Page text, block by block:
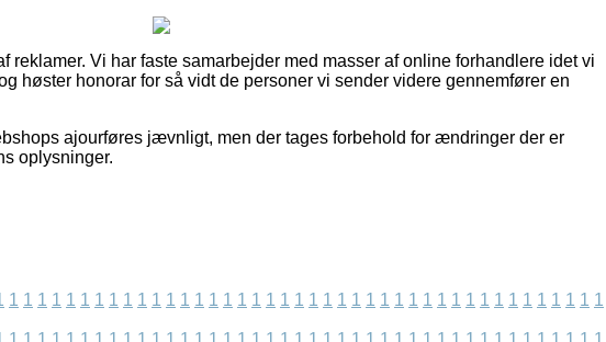
reklamer. Vi har faste samarbejder med masser af online forhandlere idet vi
høster honorar for så vidt de personer vi sender videre gennemfører en
ajourføres jævnligt, men der tages forbehold for ændringer der er
oplysninger.
1 1 1 1 1 1 1 1 1 1 1 1 1 1 1 1 1 1 1 1 1 1 1 1 1 1 1 1 1 1 1 1 1 1 1 1 1 1 1 1 1 1